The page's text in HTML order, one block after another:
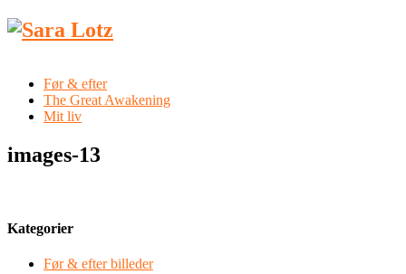
Før & efter
The Great Awakening
Mit liv
images-13
Kategorier
Før & efter billeder